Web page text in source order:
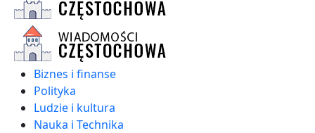
Biznes i finanse
Polityka
Ludzie i kultura
Nauka i Technika